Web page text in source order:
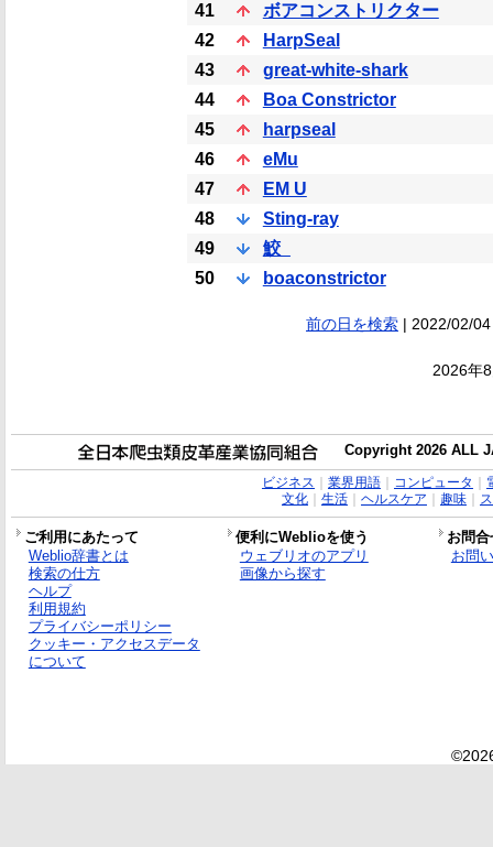
41
ボアコンストリクター
42
HarpSeal
43
great-white-shark
44
Boa Constrictor
45
harpseal
46
eMu
47
EM U
48
Sting-ray
49
鮫_
50
boaconstrictor
前の日を検索| 2022/02/
2026年
Copyright 2026 ALL
ビジネス 業界用語｜ コンピュータ
文化｜ 生活｜ ヘルスケア 趣味｜
ご利用にあたって 便利にWeblioを使う
お問
Weblio辞書とは
検索の仕方
ヘルプ
利用規約
プライバシーポリシー
クッキー・アクセスデータ
について
ウェブリオのアプリ
画像から探す
お問